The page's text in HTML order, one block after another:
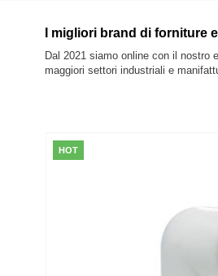
I migliori brand di forniture
Dal 2021 siamo online con il nostro
maggiori settori industriali e
HOT